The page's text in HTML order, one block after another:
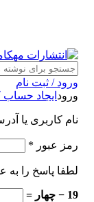
ورود / ثبت نام
ورود ایجاد حساب
نام کاربری یا
رمز عبور *
لطفا پاسخ را به
19 − چهار =